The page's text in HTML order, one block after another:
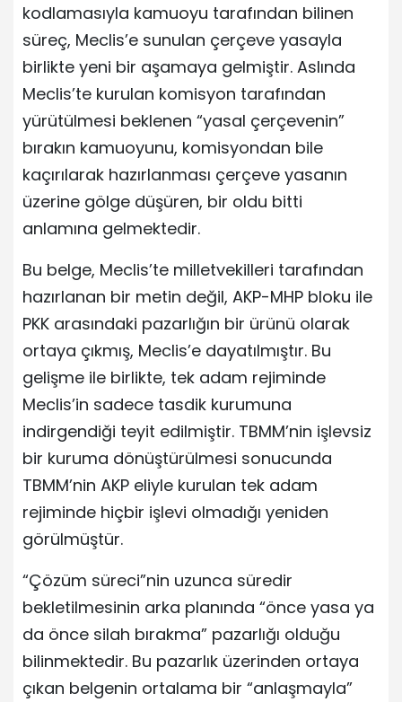
kodlamasıyla kamuoyu tarafından bilinen
süreç, Meclis’e sunulan çerçeve yasayla
birlikte yeni bir aşamaya gelmiştir. Aslında
Meclis’te kurulan komisyon tarafından
yürütülmesi beklenen “yasal çerçevenin”
bırakın kamuoyunu, komisyondan bile
kaçırılarak hazırlanması çerçeve yasanın
üzerine gölge düşüren, bir oldu bitti
anlamına gelmektedir.
Bu belge, Meclis’te milletvekilleri tarafından
hazırlanan bir metin değil, AKP-MHP bloku ile
PKK arasındaki pazarlığın bir ürünü olarak
ortaya çıkmış, Meclis’e dayatılmıştır. Bu
gelişme ile birlikte, tek adam rejiminde
Meclis’in sadece tasdik kurumuna
indirgendiği teyit edilmiştir. TBMM’nin işlevsiz
bir kuruma dönüştürülmesi sonucunda
TBMM’nin AKP eliyle kurulan tek adam
rejiminde hiçbir işlevi olmadığı yeniden
görülmüştür.
“Çözüm süreci”nin uzunca süredir
bekletilmesinin arka planında “önce yasa ya
da önce silah bırakma” pazarlığı olduğu
bilinmektedir. Bu pazarlık üzerinden ortaya
çıkan belgenin ortalama bir “anlaşmayla”